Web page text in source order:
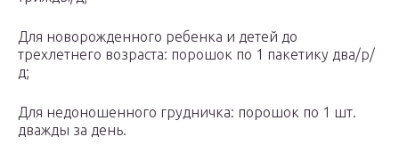
Для новорожденного ребенка и детей до
трехлетнего возраста: порошок по 1 пакетику два/р/
д;
Для недоношенного грудничка: порошок по 1 шт.
дважды за день.